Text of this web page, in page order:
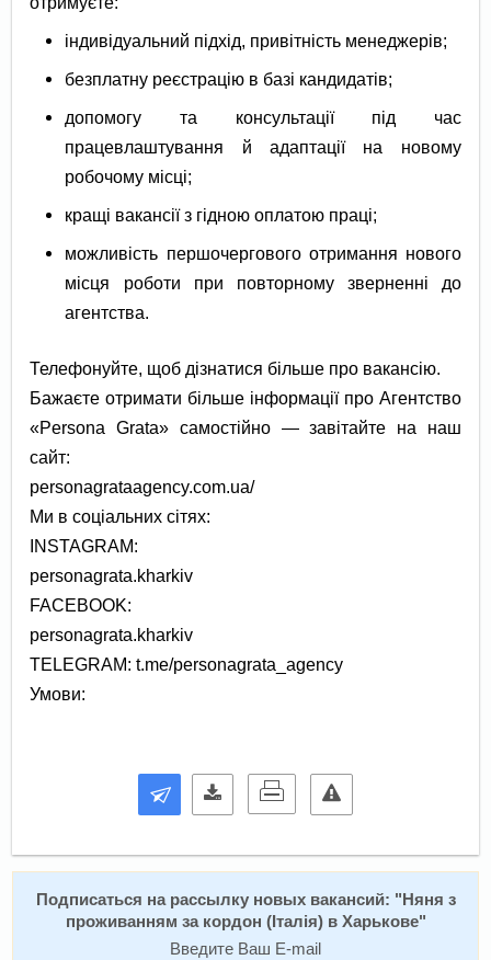
індивідуальний підхід, привітність менеджерів;
безплатну реєстрацію в базі кандидатів;
допомогу та консультації під час
працевлаштування й адаптації на новому
робочому місці;
кращі вакансії з гідною оплатою праці;
можливість першочергового отримання нового
місця роботи при повторному зверненні до
агентства.
Телефонуйте, щоб дізнатися більше про вакансію.
Бажаєте отримати більше інформації про Агентство
«Persona Grata» самостійно — завітайте на наш
сайт:
personagrataagency.com.ua/
Ми в соціальних сітях:
INSTAGRAM:
personagrata.kharkiv
FACEBOOK:
personagrata.kharkiv
TELEGRAM: t.me/personagrata_agency
Умови:
Подписаться на расcылку новых вакансий: "Няня з
проживанням за кордон (Італія) в Харькове"
Введите Ваш E-mail